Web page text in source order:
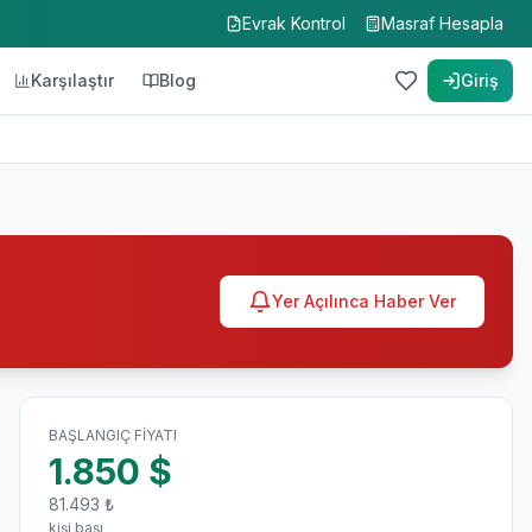
Evrak Kontrol Masraf Hesapla
Karşılaştır Blog Giriş
Yer Açılınca Haber Ver
BAŞLANGIÇ FIYATI
1.850 $
81.493 ₺
kişi başı